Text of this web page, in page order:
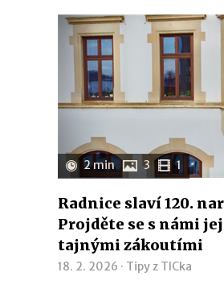
2 min 3 1
Radnice slaví 120.
Projděte se s námi
tajnými zákoutími
18. 2. 2026 · Tipy z TICka